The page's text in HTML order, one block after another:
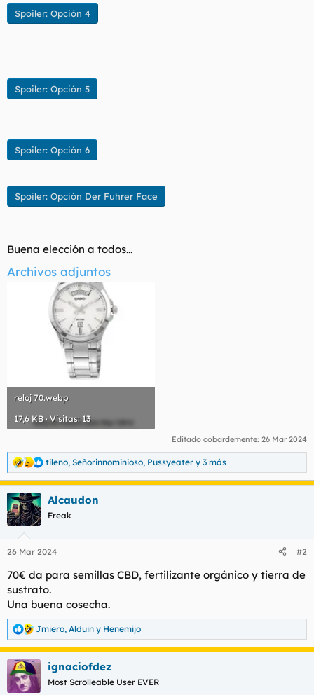
Spoiler: Opción 4
Spoiler: Opción 5
Spoiler: Opción 6
Spoiler: Opción Der Fuhrer Face
Buena elección a todos...
Archivos adjuntos
reloj 70.webp
17,6 KB · Visitas: 13
Editado cobardemente: 26 Mar 2024
R
e
a
c
c
i
e
:
tileno, Señorinnominioso, Pussyeater y 3 más
Alcaudon
Freak
26 Mar 2024 #2
70€ da para semillas CBD, fertilizante orgánico y tierra de
sustrato.
Una buena cosecha.
R
e
a
c
c
i
Jmiero, Alduin y Henemijo
ignaciofdez
Most Scrolleable User EVER